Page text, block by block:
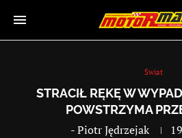
Świat
STRACIŁ RĘKĘ W
POWSTRZYMA
-Piotr Jędrzejak